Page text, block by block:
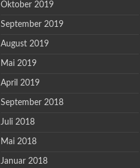
Oktober 2019
September 2019
August 2019
Mai 2019
April 2019
September 2018
Juli 2018
Mai 2018
Januar 2018